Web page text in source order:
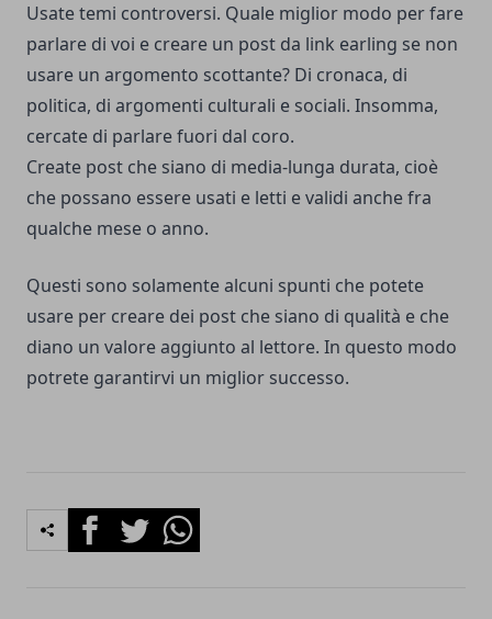
Usate temi controversi. Quale miglior modo per fare
parlare di voi e creare un post da link earling se non
usare un argomento scottante? Di cronaca, di
politica, di argomenti culturali e sociali. Insomma,
cercate di parlare fuori dal coro.
Create post che siano di media-lunga durata, cioè
che possano essere usati e letti e validi anche fra
qualche mese o anno.
Questi sono solamente alcuni spunti che potete
usare per creare dei post che siano di qualità e che
diano un valore aggiunto al lettore. In questo modo
potrete garantirvi un miglior successo.
FacebookTwitterWhatsapp